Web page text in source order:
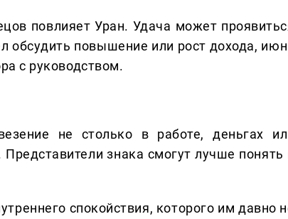
повлияет Уран. Удача может
обсудить повышение или рост дохода,
с руководством.
не столько в работе, деньгах
знака смогут лучше понять
спокойствия, которого им давно